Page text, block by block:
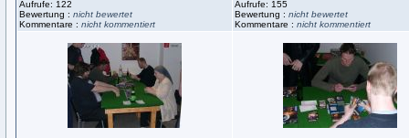
Aufrufe: 122
Bewertung : nicht bewertet
Kommentare : nicht kommentiert
Aufrufe: 155
Bewertung : nicht bewertet
Kommentare : nicht kommentiert